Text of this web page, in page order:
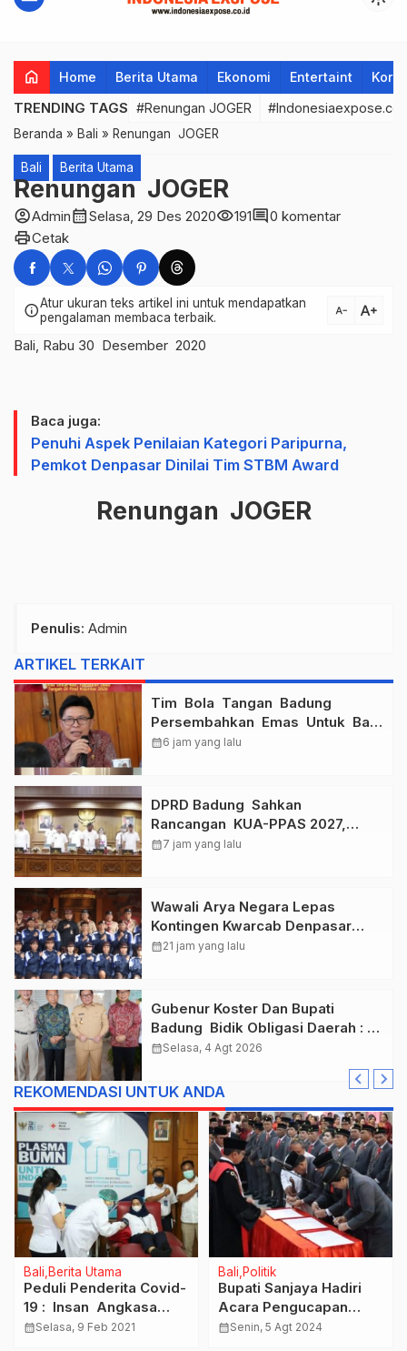
home Home Berita Utama Ekonomi Entertaint
TRENDING TAGS #Renungan JOGER
Beranda » Bali » Renungan JOGER
Bali Berita Utama
Renungan JOGER
account_circleAdmincalendar_monthSelasa, 29 Des 2020visibility191comment0 komentar
printCetak
infoAtur ukuran teks artikel ini untuk mendapatkan
pengalaman membaca terbaik.
text_decrease text_increase
Bali, Rabu 30 Desember 2020
Baca juga:
Penuhi Aspek Penilaian Kategori Paripurna,
Pemkot Denpasar Dinilai Tim STBM Award
Renungan JOGER
Penulis: Admin
ARTIKEL TERKAIT
Tim Bola Tangan Badung
Persembahkan Emas Untuk Bali
, Taklukkan Jawa Tengah Di
calendar_month6 jam yang lalu
DPRD Badung Sahkan
Rancangan KUA-PPAS 2027,
Anggaran Tembus Lebih Dari
calendar_month7 jam yang lalu
Wawali Arya Negara Lepas
Kontingen Kwarcab Denpasar
Menuju Jambore Nasional XII
calendar_month21 jam yang lalu
Gubenur Koster Dan Bupati
Badung Bidik Obligasi Daerah :
Gaspol Bangun Infrastruktur
calendar_monthSelasa, 4 Agt 2026
REKOMENDASI UNTUK ANDA
Bali Berita Utama
Peduli Penderita Covid-
19 : Insan Angkasa
Pura I Bali yang telah
calendar_monthSelasa, 9 Feb 2021
Bali Politik
Bupati Sanjaya Hadiri
Acara Pengucapan
Sumpah Janji Anggota
calendar_monthSenin, 5 Agt 2024